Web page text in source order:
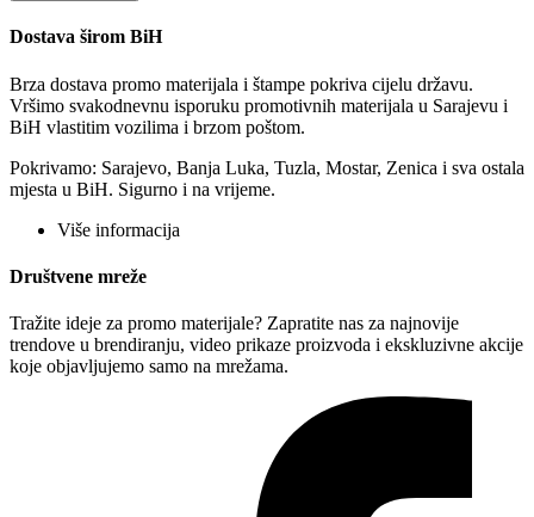
Dostava širom BiH
Brza dostava promo materijala i štampe pokriva cijelu državu.
Vršimo svakodnevnu isporuku promotivnih materijala u Sarajevu i
BiH vlastitim vozilima i brzom poštom.
Pokrivamo: Sarajevo, Banja Luka, Tuzla, Mostar, Zenica i sva ostala
mjesta u BiH. Sigurno i na vrijeme.
Više informacija
Društvene mreže
Tražite ideje za promo materijale? Zapratite nas za najnovije
trendove u brendiranju, video prikaze proizvoda i ekskluzivne akcije
koje objavljujemo samo na mrežama.